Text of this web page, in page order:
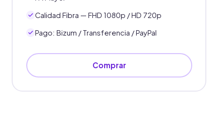
Calidad Fibra — FHD 1080p / HD 720p
Pago: Bizum / Transferencia / PayPal
Comprar